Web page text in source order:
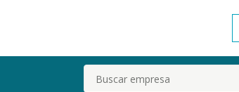
Buscar